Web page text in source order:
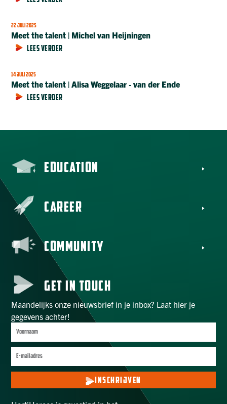
22 JULI 2025
Meet the talent | Michel van Heijningen
LEES VERDER
14 JULI 2025
Meet the talent | Alisa Weggelaar ‑ van der Ende
LEES VERDER
EDUCATION
CAREER
COMMUNITY
GET IN TOUCH
Maandelijks onze nieuwsbrief in je inbox? Laat hier je
gegevens achter!
INSCHRIJVEN